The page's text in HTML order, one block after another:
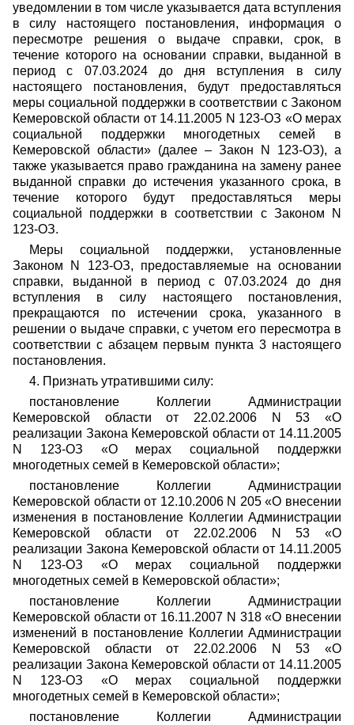
уведомлении в том числе указывается дата вступления
в силу настоящего постановления, информация о
пересмотре решения о выдаче справки, срок, в
течение которого на основании справки, выданной в
период с 07.03.2024 до дня вступления в силу
настоящего постановления, будут предоставляться
меры социальной поддержки в соответствии с Законом
Кемеровской области от 14.11.2005 N 123-ОЗ «О мерах
социальной поддержки многодетных семей в
Кемеровской области» (далее – Закон N 123-ОЗ), а
также указывается право гражданина на замену ранее
выданной справки до истечения указанного срока, в
течение которого будут предоставляться меры
социальной поддержки в соответствии с Законом N
123-ОЗ.
Меры социальной поддержки, установленные
Законом N 123-ОЗ, предоставляемые на основании
справки, выданной в период с 07.03.2024 до дня
вступления в силу настоящего постановления,
прекращаются по истечении срока, указанного в
решении о выдаче справки, с учетом его пересмотра в
соответствии с абзацем первым пункта 3 настоящего
постановления.
4. Признать утратившими силу:
постановление Коллегии Администрации
Кемеровской области от 22.02.2006 N 53 «О
реализации Закона Кемеровской области от 14.11.2005
N 123-ОЗ «О мерах социальной поддержки
многодетных семей в Кемеровской области»;
постановление Коллегии Администрации
Кемеровской области от 12.10.2006 N 205 «О внесении
изменения в постановление Коллегии Администрации
Кемеровской области от 22.02.2006 N 53 «О
реализации Закона Кемеровской области от 14.11.2005
N 123-ОЗ «О мерах социальной поддержки
многодетных семей в Кемеровской области»;
постановление Коллегии Администрации
Кемеровской области от 16.11.2007 N 318 «О внесении
изменений в постановление Коллегии Администрации
Кемеровской области от 22.02.2006 N 53 «О
реализации Закона Кемеровской области от 14.11.2005
N 123-ОЗ «О мерах социальной поддержки
многодетных семей в Кемеровской области»;
постановление Коллегии Администрации